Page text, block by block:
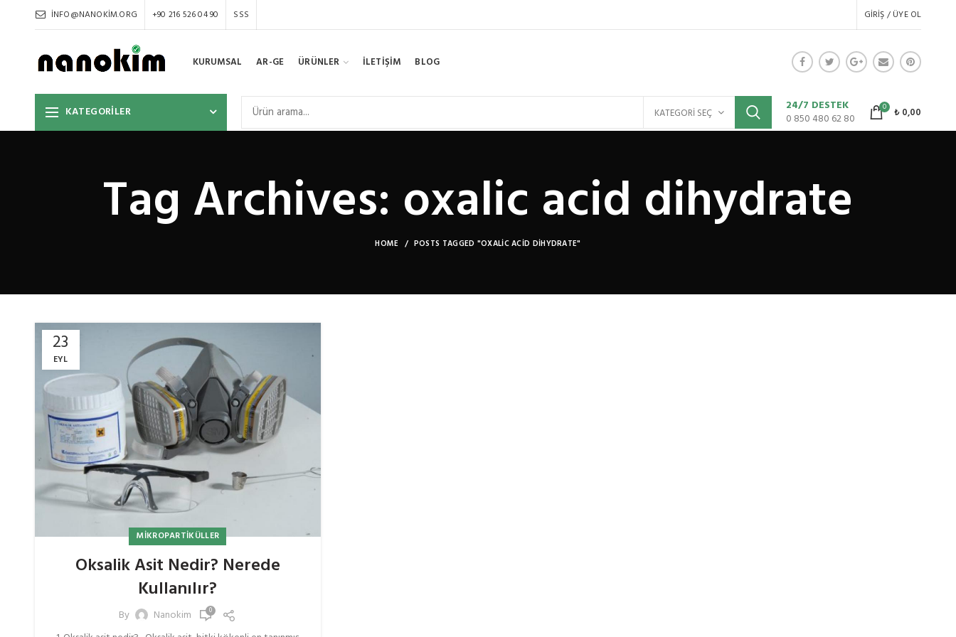
INFO@NANOKIM.ORG +90 216 526 04 90 SSS GIRIŞ / ÜYE OL
KURUMSAL AR-GE ÜRÜNLER İLETİŞİM BLOG
KATEGORİLER KATEGORI SEÇ
24/7 DESTEK
0 850 480 62 80
0 ₺0,00
Tag Archives: oxalic acid dihydrate
HOME POSTS TAGGED "OXALIC ACID DIHYDRATE"
23
EYL
MIKROPARTIKÜLLER
Oksalik Asit Nedir? Nerede
Kullanılır?
By Nanokim 0